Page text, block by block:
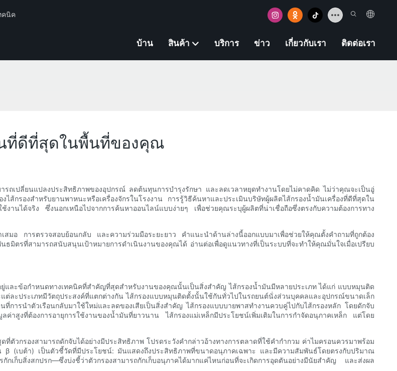
คนิค
บ้าน สินค้า บริการ ข่าว เกี่ยวกับเรา ติดต่อเรา
ที่ดีที่สุดในพื้นที่ของคุณ
รถเปลี่ยนแปลงประสิทธิภาพของอุปกรณ์ ลดต้นทุนการบำรุงรักษา และลดเวลาหยุดทำงานโดยไม่คาดคิด ไม่ว่าคุณจะเป็นอู่
กรองสำหรับยานพาหนะหรือเครื่องจักรในโรงงาน การรู้วิธีค้นหาและประเมินบริษัทผู้ผลิตไส้กรองน้ำมันเครื่องที่ดีที่สุดใน
านได้จริง ซึ่งนอกเหนือไปจากการค้นหาออนไลน์แบบง่ายๆ เพื่อช่วยคุณระบุผู้ผลิตที่น่าเชื่อถือซึ่งตรงกับความต้องการทาง
สมอ การตรวจสอบย้อนกลับ และความร่วมมือระยะยาว คำแนะนำด้านล่างนี้ออกแบบมาเพื่อช่วยให้คุณตั้งคำถามที่ถูกต้อง
ธมิตรที่สามารถสนับสนุนเป้าหมายการดำเนินงานของคุณได้ อ่านต่อเพื่อดูแนวทางที่เป็นระบบที่จะทำให้คุณมั่นใจเมื่อเปรียบ
ยู่และข้อกำหนดทางเทคนิคที่สำคัญที่สุดสำหรับงานของคุณนั้นเป็นสิ่งสำคัญ ไส้กรองน้ำมันมีหลายประเภท ได้แก่ แบบหมุนติด
ละประเภทมีวัตถุประสงค์ที่แตกต่างกัน ไส้กรองแบบหมุนติดตั้งนั้นใช้กันทั่วไปในรถยนต์นั่งส่วนบุคคลและอุปกรณ์ขนาดเล็ก
การนำตัวเรือนกลับมาใช้ใหม่และลดของเสียเป็นสิ่งสำคัญ ไส้กรองแบบบายพาสทำงานควบคู่ไปกับไส้กรองหลัก โดยดักจับ
าสูงที่ต้องการอายุการใช้งานของน้ำมันที่ยาวนาน ไส้กรองแม่เหล็กมีประโยชน์เพิ่มเติมในการกำจัดอนุภาคเหล็ก แต่โดย
กรองสามารถดักจับได้อย่างมีประสิทธิภาพ โปรดระวังคำกล่าวอ้างทางการตลาดที่ใช้คำกำกวม ค่าไมครอนควรมาพร้อม
(เบต้า) เป็นตัวชี้วัดที่มีประโยชน์: มันแสดงถึงประสิทธิภาพที่ขนาดอนุภาคเฉพาะ และมีความสัมพันธ์โดยตรงกับปริมาณ
ก็บสิ่งสกปรก—ซึ่งบ่งชี้ว่าตัวกรองสามารถกักเก็บอนุภาคได้มากแค่ไหนก่อนที่จะเกิดการอุดตันอย่างมีนัยสำคัญ และส่งผล